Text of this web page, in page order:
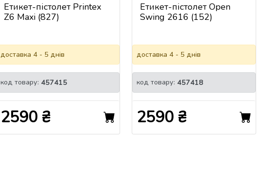
Етикет-пістолет Printex
Z6 Maxi (827)
доставка 4 - 5 днів
код товару: 457415
2590 ₴
Етикет-пістолет Open
Swing 2616 (152)
доставка 4 - 5 днів
код товару: 457418
2590 ₴